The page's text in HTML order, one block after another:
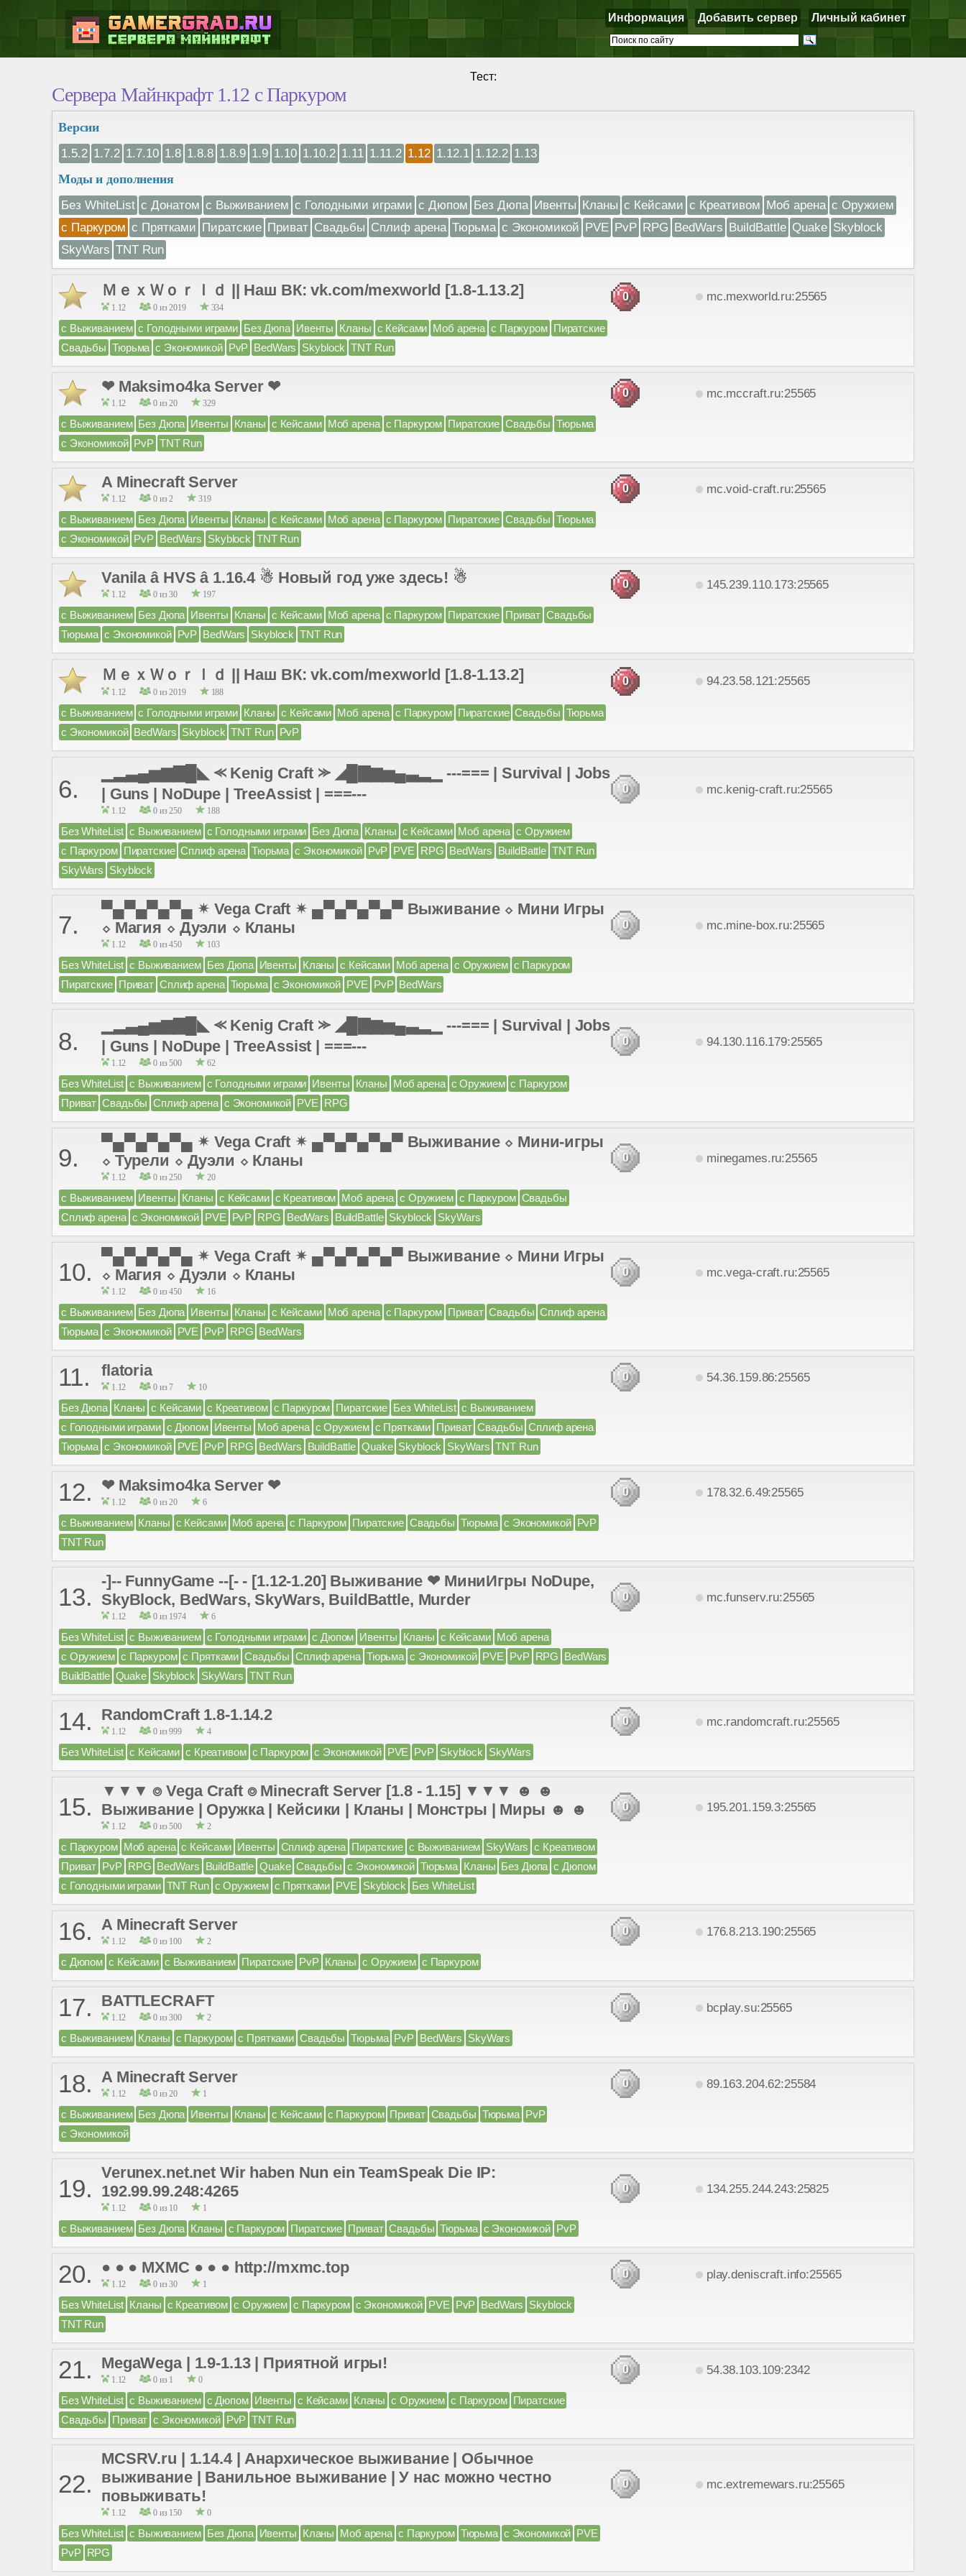
Информация Добавить сервер Личный кабинет
Тест:
Сервера Майнкрафт 1.12 с Паркуром
Версии
1.5.2 1.7.2 1.7.10 1.8 1.8.8 1.8.9 1.9 1.10 1.10.2 1.11 1.11.2 1.12 1.12.1 1.12.2 1.13
Моды и дополнения
Без WhiteList с Донатом с Выживанием с Голодными играми с Дюпом Без Дюпа Ивенты Кланы с Кейсами с Креативом Моб арена с Оружием
с Паркуром с Прятками Пиратские Приват Свадьбы Сплиф арена Тюрьма с Экономикой PVE PvP RPG BedWars BuildBattle Quake Skyblock
SkyWars TNT Run
ＭｅｘＷｏｒｌｄ || Наш ВК: vk.com/mexworld [1.8-1.13.2]
1.12 0 из 2019 334
0 mc.mexworld.ru:25565
с Выживанием с Голодными играми Без Дюпа Ивенты Кланы с Кейсами Моб арена с Паркуром Пиратские
Свадьбы Тюрьма с Экономикой PvP BedWars Skyblock TNT Run
❤ Maksimo4ka Server ❤
1.12 0 из 20 329
0 mc.mccraft.ru:25565
с Выживанием Без Дюпа Ивенты Кланы с Кейсами Моб арена с Паркуром Пиратские Свадьбы Тюрьма
с Экономикой PvP TNT Run
A Minecraft Server
1.12 0 из 2 319
0 mc.void-craft.ru:25565
с Выживанием Без Дюпа Ивенты Кланы с Кейсами Моб арена с Паркуром Пиратские Свадьбы Тюрьма
с Экономикой PvP BedWars Skyblock TNT Run
Vanila â HVS â 1.16.4 ☃ Новый год уже здесь! ☃
1.12 0 из 30 197
0 145.239.110.173:25565
с Выживанием Без Дюпа Ивенты Кланы с Кейсами Моб арена с Паркуром Пиратские Приват Свадьбы
Тюрьма с Экономикой PvP BedWars Skyblock TNT Run
ＭｅｘＷｏｒｌｄ || Наш ВК: vk.com/mexworld [1.8-1.13.2]
1.12 0 из 2019 188
0 94.23.58.121:25565
с Выживанием с Голодными играми Кланы с Кейсами Моб арена с Паркуром Пиратские Свадьбы Тюрьма
с Экономикой BedWars Skyblock TNT Run PvP
6.
▁▂▃▄▅▆▇█◣ ⪻ Kenig Craft ⪼ ◢█▇▆▅▄▃▂▁ ---=== | Survival | Jobs
| Guns | NoDupe | TreeAssist | ===---
1.12 0 из 250 188
0 mc.kenig-craft.ru:25565
Без WhiteList с Выживанием с Голодными играми Без Дюпа Кланы с Кейсами Моб арена с Оружием
с Паркуром Пиратские Сплиф арена Тюрьма с Экономикой PvP PVE RPG BedWars BuildBattle TNT Run
SkyWars Skyblock
7.
▀▄▀▄▀▄▀▄ ✴ Vega Craft ✴ ▄▀▄▀▄▀▄▀ Выживание ⬦ Мини Игры
⬦ Магия ⬦ Дуэли ⬦ Кланы
1.12 0 из 450 103
0 mc.mine-box.ru:25565
Без WhiteList с Выживанием Без Дюпа Ивенты Кланы с Кейсами Моб арена с Оружием с Паркуром
Пиратские Приват Сплиф арена Тюрьма с Экономикой PVE PvP BedWars
8.
▁▂▃▄▅▆▇█◣ ⪻ Kenig Craft ⪼ ◢█▇▆▅▄▃▂▁ ---=== | Survival | Jobs
| Guns | NoDupe | TreeAssist | ===---
1.12 0 из 500 62
0 94.130.116.179:25565
Без WhiteList с Выживанием с Голодными играми Ивенты Кланы Моб арена с Оружием с Паркуром
Приват Свадьбы Сплиф арена с Экономикой PVE RPG
9.
▀▄▀▄▀▄▀▄ ✴ Vega Craft ✴ ▄▀▄▀▄▀▄▀ Выживание ⬦ Мини-игры
⬦ Турели ⬦ Дуэли ⬦ Кланы
1.12 0 из 250 20
0 minegames.ru:25565
с Выживанием Ивенты Кланы с Кейсами с Креативом Моб арена с Оружием с Паркуром Свадьбы
Сплиф арена с Экономикой PVE PvP RPG BedWars BuildBattle Skyblock SkyWars
10.
▀▄▀▄▀▄▀▄ ✴ Vega Craft ✴ ▄▀▄▀▄▀▄▀ Выживание ⬦ Мини Игры
⬦ Магия ⬦ Дуэли ⬦ Кланы
1.12 0 из 450 16
0 mc.vega-craft.ru:25565
с Выживанием Без Дюпа Ивенты Кланы с Кейсами Моб арена с Паркуром Приват Свадьбы Сплиф арена
Тюрьма с Экономикой PVE PvP RPG BedWars
11. flatoria
1.12 0 из 7 10
0 54.36.159.86:25565
Без Дюпа Кланы с Кейсами с Креативом с Паркуром Пиратские Без WhiteList с Выживанием
с Голодными играми с Дюпом Ивенты Моб арена с Оружием с Прятками Приват Свадьбы Сплиф арена
Тюрьма с Экономикой PVE PvP RPG BedWars BuildBattle Quake Skyblock SkyWars TNT Run
12. ❤ Maksimo4ka Server ❤
1.12 0 из 20 6
0 178.32.6.49:25565
с Выживанием Кланы с Кейсами Моб арена с Паркуром Пиратские Свадьбы Тюрьма с Экономикой PvP
TNT Run
13.
-]-- FunnyGame --[- - [1.12-1.20] Выживание ❤ МиниИгры NoDupe,
SkyBlock, BedWars, SkyWars, BuildBattle, Murder
1.12 0 из 1974 6
0 mc.funserv.ru:25565
Без WhiteList с Выживанием с Голодными играми с Дюпом Ивенты Кланы с Кейсами Моб арена
с Оружием с Паркуром с Прятками Свадьбы Сплиф арена Тюрьма с Экономикой PVE PvP RPG BedWars
BuildBattle Quake Skyblock SkyWars TNT Run
14. RandomCraft 1.8-1.14.2
1.12 0 из 999 4
0 mc.randomcraft.ru:25565
Без WhiteList с Кейсами с Креативом с Паркуром с Экономикой PVE PvP Skyblock SkyWars
15.
▼▼▼ ⌾ Vega Craft ⌾ Minecraft Server [1.8 - 1.15] ▼▼▼ ☻ ☻
Выживание | Оружка | Кейсики | Кланы | Монстры | Миры ☻ ☻
1.12 0 из 500 2
0 195.201.159.3:25565
с Паркуром Моб арена с Кейсами Ивенты Сплиф арена Пиратские с Выживанием SkyWars с Креативом
Приват PvP RPG BedWars BuildBattle Quake Свадьбы с Экономикой Тюрьма Кланы Без Дюпа с Дюпом
с Голодными играми TNT Run с Оружием с Прятками PVE Skyblock Без WhiteList
16. A Minecraft Server
1.12 0 из 100 2
0 176.8.213.190:25565
с Дюпом с Кейсами с Выживанием Пиратские PvP Кланы с Оружием с Паркуром
17. BATTLECRAFT
1.12 0 из 300 2
0 bcplay.su:25565
с Выживанием Кланы с Паркуром с Прятками Свадьбы Тюрьма PvP BedWars SkyWars
18. A Minecraft Server
1.12 0 из 20 1
0 89.163.204.62:25584
с Выживанием Без Дюпа Ивенты Кланы с Кейсами с Паркуром Приват Свадьбы Тюрьма PvP
с Экономикой
19.
Verunex.net.net Wir haben Nun ein TeamSpeak Die IP:
192.99.99.248:4265
1.12 0 из 10 1
0 134.255.244.243:25825
с Выживанием Без Дюпа Кланы с Паркуром Пиратские Приват Свадьбы Тюрьма с Экономикой PvP
20. ● ● ● MXMC ● ● ● http://mxmc.top
1.12 0 из 30 1
0 play.deniscraft.info:25565
Без WhiteList Кланы с Креативом с Оружием с Паркуром с Экономикой PVE PvP BedWars Skyblock
TNT Run
21. MegaWega | 1.9-1.13 | Приятной игры!
1.12 0 из 1 0
0 54.38.103.109:2342
Без WhiteList с Выживанием с Дюпом Ивенты с Кейсами Кланы с Оружием с Паркуром Пиратские
Свадьбы Приват с Экономикой PvP TNT Run
22.
MCSRV.ru | 1.14.4 | Анархическое выживание | Обычное
выживание | Ванильное выживание | У нас можно честно
повыживать!
1.12 0 из 150 0
0 mc.extremewars.ru:25565
Без WhiteList с Выживанием Без Дюпа Ивенты Кланы Моб арена с Паркуром Тюрьма с Экономикой PVE
PvP RPG